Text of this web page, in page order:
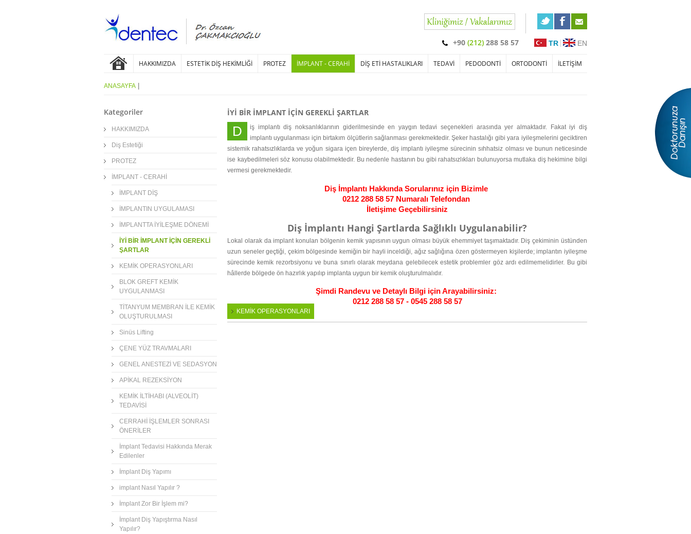
+90 (212) 288 58 57 TR EN
HAKKIMIZDA ESTETİK DİŞ HEKİMLİĞİ PROTEZ İMPLANT - CERAHİ DİŞ ETİ HASTALIKLARI TEDAVİ PEDODONTİ ORTODONTİ İLETİŞİM
ANASAYFA
Kategoriler
HAKKIMIZDA
Diş Estetiği
PROTEZ
İMPLANT - CERAHİ
İMPLANT DİŞ
İMPLANTIN UYGULAMASI
İMPLANTTA İYİLEŞME DÖNEMİ
İYİ BİR İMPLANT İÇİN GEREKLİ
ŞARTLAR
KEMİK OPERASYONLARI
BLOK GREFT KEMİK
UYGULANMASI
TİTANYUM MEMBRAN İLE KEMİK
OLUŞTURULMASI
Sinüs Lifting
ÇENE YÜZ TRAVMALARI
GENEL ANESTEZİ VE SEDASYON
APİKAL REZEKSİYON
KEMİK İLTİHABI (ALVEOLİT)
TEDAVİSİ
CERRAHİ İŞLEMLER SONRASI
ÖNERİLER
İmplant Tedavisi Hakkında Merak
Edilenler
İmplant Diş Yapımı
implant Nasıl Yapılır ?
İmplant Zor Bir İşlem mi?
İmplant Diş Yapıştırma Nasıl
Yapılır?
İYİ BİR İMPLANT İÇİN GEREKLİ ŞARTLAR
Diş implantı diş noksanlıklarının giderilmesinde en yaygın tedavi seçenekleri arasında yer almaktadır. Fakatiyi diş
implantıuygulanması için birtakım ölçütlerin sağlanması gerekmektedir. Şeker hastalığı gibi yara iyileşmelerini geciktiren
sistemik rahatsızlıklarda ve yoğun sigara içen bireylerde, diş implantı iyileşme sürecinin sıhhatsiz olması ve bunun neticesinde
ise kaybedilmeleri söz konusu olabilmektedir. Bu nedenle hastanın bu gibi rahatsızlıkları bulunuyorsa mutlaka diş hekimine bilgi
vermesi gerekmektedir.
Diş İmplantı Hakkında Sorularınız için Bizimle
0212 288 58 57 Numaralı Telefondan
İletişime Geçebilirsiniz
Diş İmplantı Hangi Şartlarda Sağlıklı Uygulanabilir?
Lokal olarak da implant konulan bölgenin kemik yapısının uygun olması büyük ehemmiyet taşımaktadır. Diş çekiminin üstünden
uzun seneler geçtiği, çekim bölgesinde kemiğin bir hayli inceldiği, ağız sağlığına özen göstermeyen kişilerde; implantın iyileşme
sürecinde kemik rezorbsiyonu ve buna sınırlı olarak meydana gelebilecek estetik problemler göz ardı edilmemelidirler. Bu gibi
hâllerde bölgede ön hazırlık yapılıp implanta uygun bir kemik oluşturulmalıdır.
Şimdi Randevu ve Detaylı Bilgi için Arayabilirsiniz:
0212 288 58 57 - 0545 288 58 57
KEMİK OPERASYONLARI